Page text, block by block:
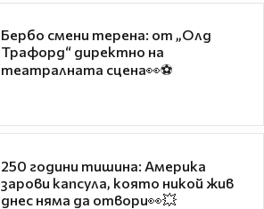
Бербо смени терена: от „Олд
Трафорд“ директно на
театралната сцена👀⚽
250 години тишина: Америка
зарови капсула, която никой жив
днес няма да отвори👀💥